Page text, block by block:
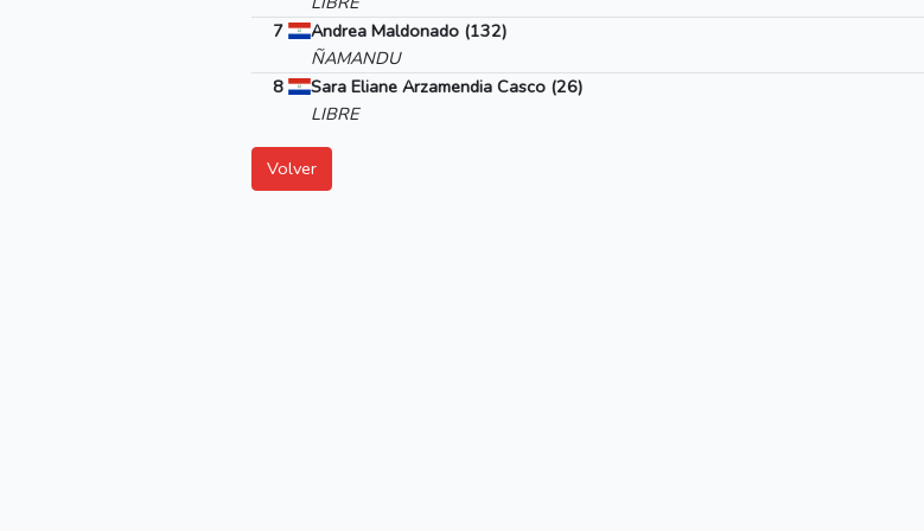
7
Andrea Maldonado (132)
ÑAMANDU
8
Sara Eliane Arzamendia Casco (26)
LIBRE
Volver